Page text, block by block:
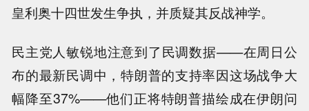
皇利奥十四世发生争执，并质疑其反战神学。
民主党人敏锐地注意到了民调数据——在周日公
布的最新民调中，特朗普的支持率因这场战争大
幅降至37%——他们正将特朗普描绘成在伊朗问